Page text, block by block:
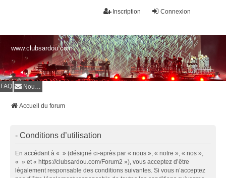
Connexion
Inscription
www.clubsardou.com
FAQ Nous contacter
Accueil du forum
- Conditions d’utilisation
En accédant à « » (désigné ci-après par « nous », « notre », « nos »,
« » et « https://clubsardou.com/Forum2 »), vous acceptez d’être
légalement responsable des conditions suivantes. Si vous n’acceptez